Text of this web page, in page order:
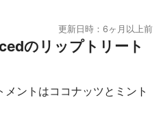
更新日時：6ヶ月以上前
のリップトリート
ントはココナッツとミント